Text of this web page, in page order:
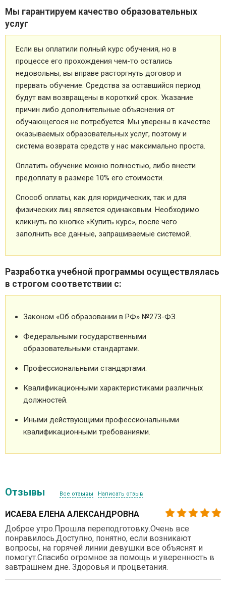
Мы гарантируем качество образовательных
услуг
Если вы оплатили полный курс обучения, но в
процессе его прохождения чем-то остались
недовольны, вы вправе расторгнуть договор и
прервать обучение. Средства за оставшийся период
будут вам возвращены в короткий срок. Указание
причин либо дополнительные объяснения от
обучающегося не потребуется. Мы уверены в качестве
оказываемых образовательных услуг, поэтому и
система возврата средств у нас максимально проста.
Оплатить обучение можно полностью, либо внести
предоплату в размере 10% его стоимости.
Способ оплаты, как для юридических, так и для
физических лиц является одинаковым. Необходимо
кликнуть по кнопке «Купить курс», после чего
заполнить все данные, запрашиваемые системой.
Разработка учебной программы осуществлялась
в строгом соответствии с:
Законом «Об образовании в РФ» №273-ФЗ.
Федеральными государственными
образовательными стандартами.
Профессиональными стандартами.
Квалификационными характеристиками различных
должностей.
Иными действующими профессиональными
квалификационными требованиями.
Отзывы Все отзывы Написать отзыв
ИСАЕВА ЕЛЕНА АЛЕКСАНДРОВНА
Доброе утро.Прошла переподготовку.Очень все
понравилось.Доступно, понятно, если возникают
вопросы, на горячей линии девушки все объяснят и
помогут.Спасибо огромное за помощь и уверенность в
завтрашнем дне. Здоровья и процветания.